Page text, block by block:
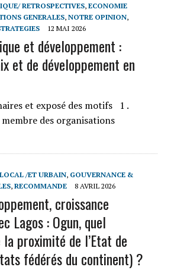
RETROSPECTIVES, ECONOMIE
GENERALES, NOTRE OPINION,
12 MAI 2026
et développement :
et de développement en
et exposé des motifs 1 .
des organisations
/ET URBAIN, GOUVERNANCE &
, RECOMMANDE 8 AVRIL 2026
croissance
Lagos : Ogun, quel
proximité de l’Etat de
fédérés du continent) ?